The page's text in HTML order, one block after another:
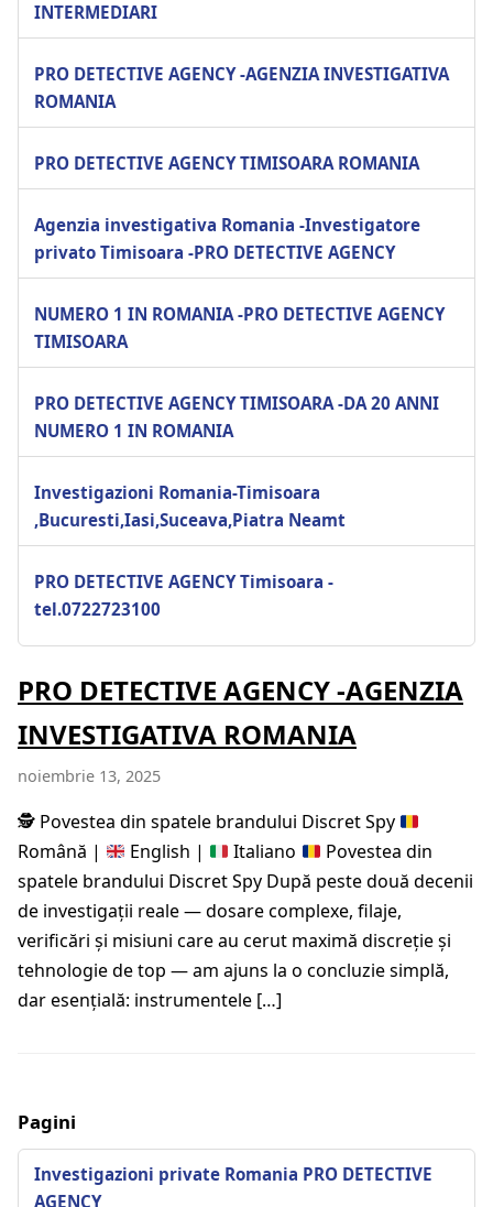
INTERMEDIARI
PRO DETECTIVE AGENCY -AGENZIA INVESTIGATIVA
ROMANIA
PRO DETECTIVE AGENCY TIMISOARA ROMANIA
Agenzia investigativa Romania -Investigatore
privato Timisoara -PRO DETECTIVE AGENCY
NUMERO 1 IN ROMANIA -PRO DETECTIVE AGENCY
TIMISOARA
PRO DETECTIVE AGENCY TIMISOARA -DA 20 ANNI
NUMERO 1 IN ROMANIA
Investigazioni Romania-Timisoara
,Bucuresti,Iasi,Suceava,Piatra Neamt
PRO DETECTIVE AGENCY Timisoara -
tel.0722723100
PRO DETECTIVE AGENCY -AGENZIA
INVESTIGATIVA ROMANIA
noiembrie 13, 2025
🕵️ Povestea din spatele brandului Discret Spy
Română |
English | Italiano
Povestea din
spatele brandului Discret Spy După peste două decenii
de investigații reale — dosare complexe, filaje,
verificări și misiuni care au cerut maximă discreție și
tehnologie de top — am ajuns la o concluzie simplă,
dar esențială: instrumentele […]
Pagini
Investigazioni private Romania PRO DETECTIVE
AGENCY